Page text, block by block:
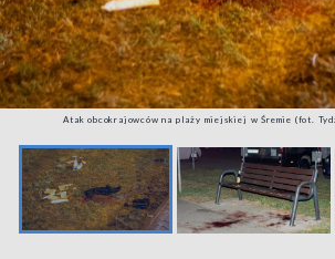
Atak obcokrajowców na plaży miejskiej w Śremie (fot.